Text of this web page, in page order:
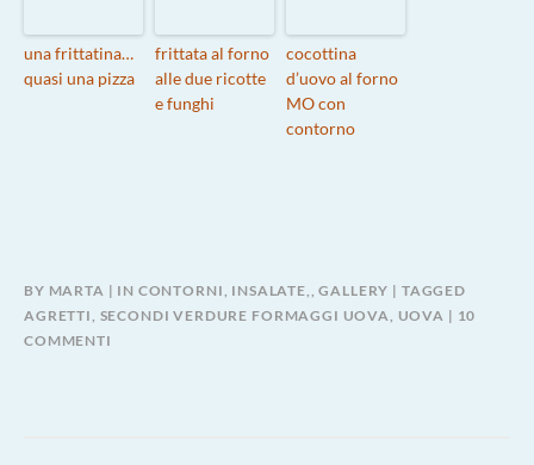
una frittatina…
quasi una pizza
frittata al forno
alle due ricotte
e funghi
cocottina
d’uovo al forno
MO con
contorno
BY MARTA IN CONTORNI, INSALATE, ,GALLERY
TAGGED
AGRETTI SECONDI VERDURE FORMAGGI UOVA UOVA
10
COMMENTI